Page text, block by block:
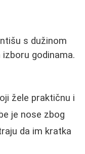
s dužinom
godinama.
žele praktičnu i
je nose zbog
da im kratka